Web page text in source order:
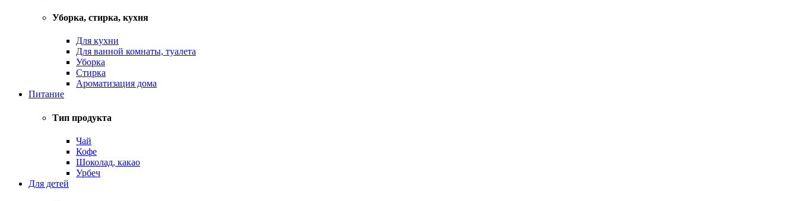
Уборка, стирка, кухня
Для кухни
Для ванной комнаты, туалета
Уборка
Стирка
Ароматизация дома
Питание
Тип продукта
Чай
Кофе
Шоколад, какао
Урбеч
Для детей